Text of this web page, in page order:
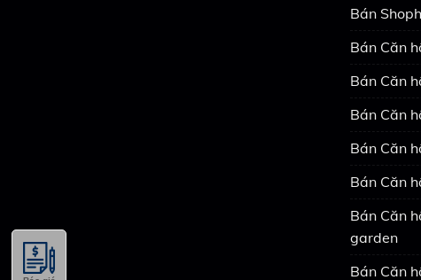
Bán
Bán Căn
Bán Căn
Bán Căn
Bán Căn
Bán Căn
Bán Căn
garden
Bán Căn